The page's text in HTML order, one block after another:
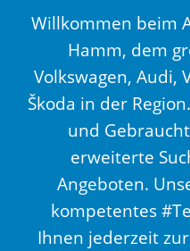
Willkommen beim
Hamm, dem
Volkswagen, Audi,
Škoda in der
und
erweiterte
Angeboten.
kompetentes
Ihnen jederzeit